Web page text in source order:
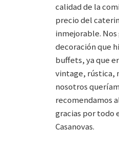
calidad de la
precio del
inmejorable.
decoración que
buffets, ya que
vintage, rústica,
nosotros
recomendamos
gracias por todo
Casanovas.